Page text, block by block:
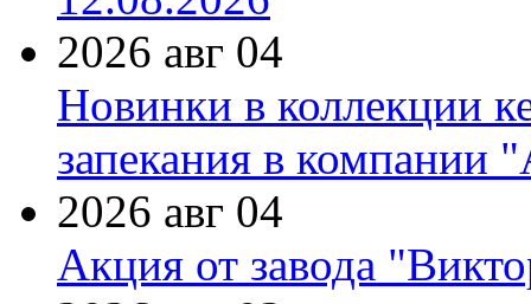
2026 авг 04
Новинки в коллекции
запекания в компании
2026 авг 04
Акция от завода